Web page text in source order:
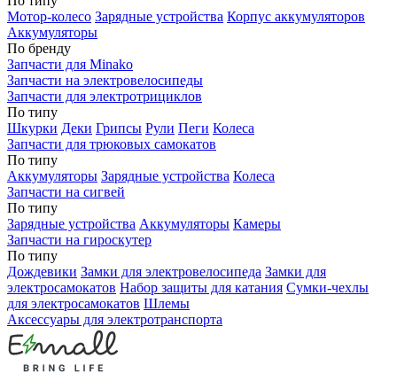
Мотор-колесо Зарядные устройства Корпус аккумуляторов
Аккумуляторы
По бренду
Запчасти для Minako
Запчасти на электровелосипеды
Запчасти для электротрициклов
По типу
Шкурки Деки Грипсы Рули Пеги Колеса
Запчасти для трюковых самокатов
По типу
Аккумуляторы Зарядные устройства Колеса
Запчасти на сигвей
По типу
Зарядные устройства Аккумуляторы Камеры
Запчасти на гироскутер
По типу
Дождевики Замки для электровелосипеда Замки для
электросамокатов Набор защиты для катания Сумки-чехлы
для электросамокатов Шлемы
Аксессуары для электротранспорта